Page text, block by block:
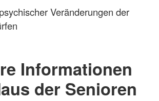
Veränderungen der
Informationen
der Senioren